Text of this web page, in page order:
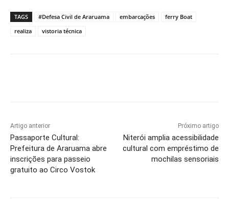
TAGS #Defesa Civil de Araruama embarcações
ferry Boat
realiza
vistoria técnica
Artigo anterior
Passaporte Cultural:
Prefeitura de Araruama abre
inscrições para passeio
gratuito ao Circo Vostok
Próximo artigo
Niterói amplia acessibilidade
cultural com empréstimo de
mochilas sensoriais